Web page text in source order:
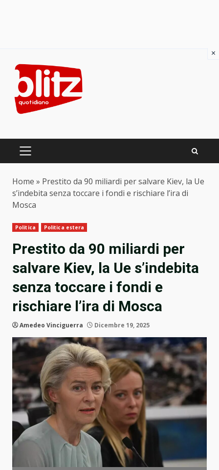
content
PRIMARY
Home » Prestito da 90 miliardi per salvare Kiev, la Ue
s’indebita senza toccare i fondi e rischiare l’ira di
Mosca
Politica Politica estera
Prestito da 90 miliardi per
salvare Kiev, la Ue s’indebita
senza toccare i fondi e
rischiare l’ira di Mosca
Amedeo Vinciguerra Dicembre 19, 2025
×